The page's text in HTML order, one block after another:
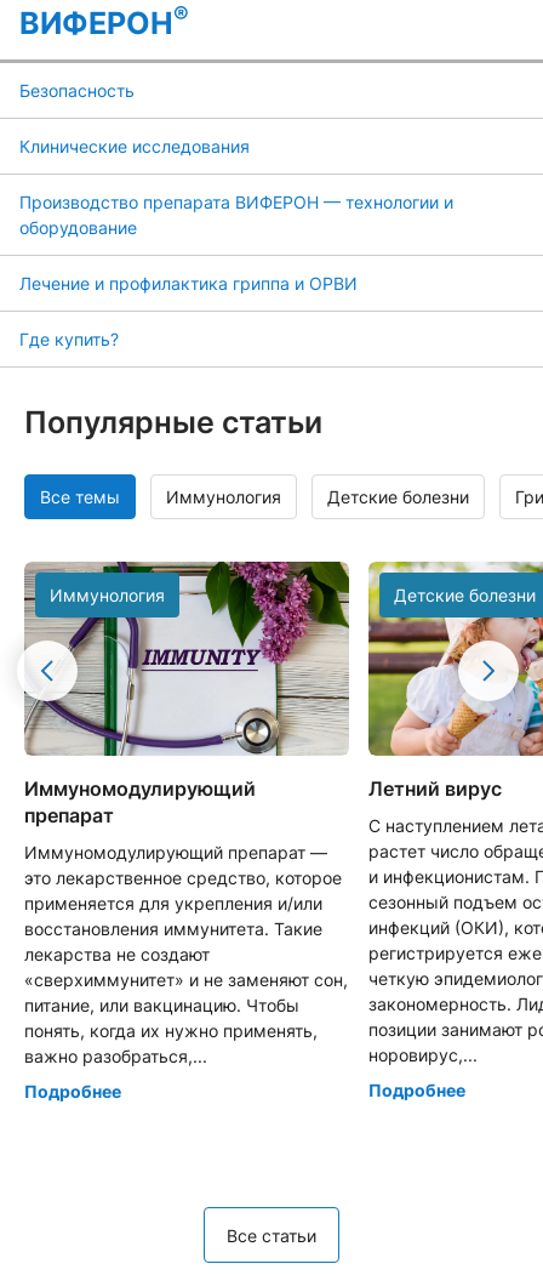
ВИФЕРОН®
Безопасность
Клинические исследования
Производство препарата ВИФЕРОН — технологии и
оборудование
Лечение и профилактика гриппа и ОРВИ
Где купить?
Популярные статьи
Все темы Иммунология Детские болезни
Иммунология
Иммуномодулирующий
препарат
Иммуномодулирующий препарат —
это лекарственное средство, которое
применяется для укрепления и/или
восстановления иммунитета. Такие
лекарства не создают
«сверхиммунитет» и не заменяют сон,
питание, или вакцинацию. Чтобы
понять, когда их нужно применять,
важно разобраться,...
Подробнее
Детские болезни
Летний вирус
С наступлением
растет число
и инфекционистам.
сезонный подъем
инфекций (ОКИ),
регистрируется
четкую
закономерность.
позиции занимают
норовирус,...
Подробнее
Все статьи